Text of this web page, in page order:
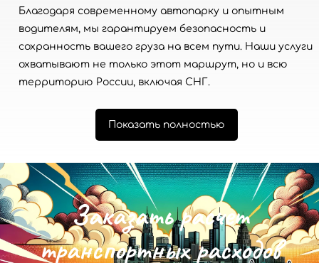
Благодаря современному автопарку и опытным
водителям, мы гарантируем безопасность и
сохранность вашего груза на всем пути. Наши услуги
охватывают не только этот маршрут, но и всю
территорию России, включая СНГ.
Показать полностью
Заказать расчет
транспортных расходов